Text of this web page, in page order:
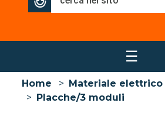
☰
Home > Materiale elettrico
> Placche/3 moduli